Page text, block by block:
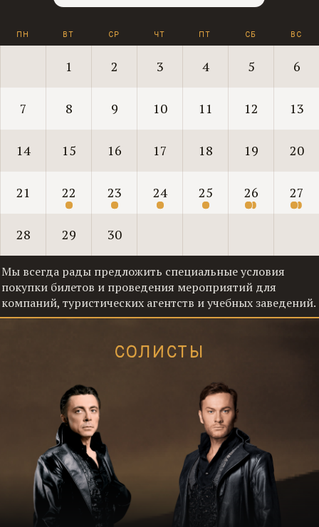
1 2 3 4 5 6
7 8 9 10 11 12 13
14 15 16 17 18 19 20
21 22 23 24 25 26 27
28 29 30
Мы всегда рады предложить специальные условия
покупки билетов и проведения мероприятий для
компаний, туристических агентств и учебных заведений.
СОЛИСТЫ